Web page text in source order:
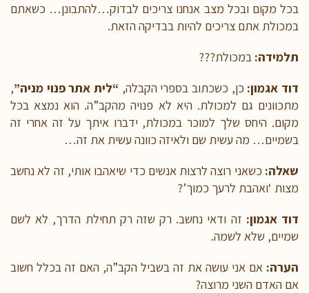
בכל מקום ובכל מצב אנחנו צריכים לבדוק…להתבונן… כשאתם
במכולת אתם צריכים להיות בבדיקה הזאת.
תלמידה: במכולת???
דוד אגמון: כן, כשכתוב בספרי הקבלה, “לית אתר פנוי מניה”,
מתכוונים גם למכולת. היא לא פנויה מהקב”ה. הוא נמצא בכל
מקום. היחס שלך למוכר במכולת, ידברו איתך על זה אחרי זה
בשמיים… מה עשית שם ולאיזה כוונה עשית את זה…
שאלה: כשאני רוצה לרצות אנשים כדי שיאהבו אותי, זה לא נחשב
מצות ‘ואהבת לרעך כמוך’?
דוד אגמון: זה ודאי נחשב. רק שזה רק תחילת הדרך, לא לשם
שמיים, שלא לשמה.
הערה: אם אני עושה את זה בשביל הקב”ה, האם זה בכלל חשוב
אם האדם השני מרוצה?